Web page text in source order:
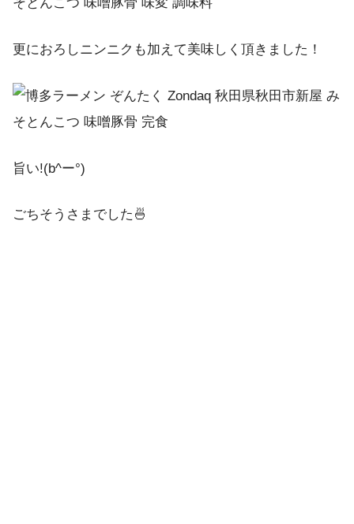
更におろしニンニクも加えて美味しく頂きました！
旨い!(b^ー°)
ごちそうさまでした🍜